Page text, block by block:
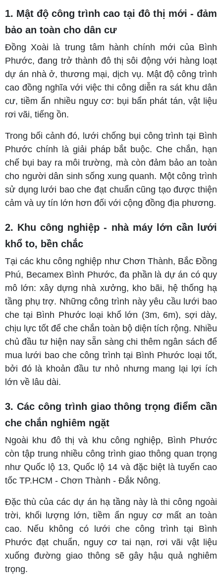
1. Mật độ công trình cao tại đô thị mới - đảm
bảo an toàn cho dân cư
Đồng Xoài là trung tâm hành chính mới của Bình
Phước, đang trở thành đô thị sôi động với hàng loạt
dự án nhà ở, thương mại, dịch vụ. Mật độ công trình
cao đồng nghĩa với việc thi công diễn ra sát khu dân
cư, tiềm ẩn nhiều nguy cơ: bụi bẩn phát tán, vật liệu
rơi vãi, tiếng ồn.
Trong bối cảnh đó, lưới chống bụi công trình tại Bình
Phước chính là giải pháp bắt buộc. Che chắn, hạn
chế bụi bay ra môi trường, mà còn đảm bảo an toàn
cho người dân sinh sống xung quanh. Một công trình
sử dụng lưới bao che đạt chuẩn cũng tạo được thiện
cảm và uy tín lớn hơn đối với cộng đồng địa phương.
2. Khu công nghiệp - nhà máy lớn cần lưới
khổ to, bền chắc
Tại các khu công nghiệp như Chơn Thành, Bắc Đồng
Phú, Becamex Bình Phước, đa phần là dự án có quy
mô lớn: xây dựng nhà xưởng, kho bãi, hệ thống hạ
tầng phụ trợ. Những công trình này yêu cầu lưới bao
che tại Bình Phước loại khổ lớn (3m, 6m), sợi dày,
chịu lực tốt để che chắn toàn bộ diện tích rộng. Nhiều
chủ đầu tư hiện nay sẵn sàng chi thêm ngân sách để
mua lưới bao che công trình tại Bình Phước loại tốt,
bởi đó là khoản đầu tư nhỏ nhưng mang lại lợi ích
lớn về lâu dài.
3. Các công trình giao thông trọng điểm cần
che chắn nghiêm ngặt
Ngoài khu đô thị và khu công nghiệp, Bình Phước
còn tập trung nhiều công trình giao thông quan trọng
như Quốc lộ 13, Quốc lộ 14 và đặc biệt là tuyến cao
tốc TP.HCM - Chơn Thành - Đắk Nông.
Đặc thù của các dự án hạ tầng này là thi công ngoài
trời, khối lượng lớn, tiềm ẩn nguy cơ mất an toàn
cao. Nếu không có lưới che công trình tại Bình
Phước đạt chuẩn, nguy cơ tai nạn, rơi vãi vật liệu
xuống đường giao thông sẽ gây hậu quả nghiêm
trọng.